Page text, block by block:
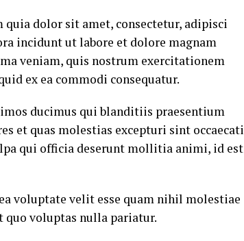
dolor sit amet, consectetur, adipisci
incidunt ut labore et dolore magnam
veniam, quis nostrum exercitationem
ex ea commodi consequatur.
ducimus qui blanditiis praesentium
et quas molestias excepturi sint occaecati
qui officia deserunt mollitia animi, id est
voluptate velit esse quam nihil molestiae
voluptas nulla pariatur.